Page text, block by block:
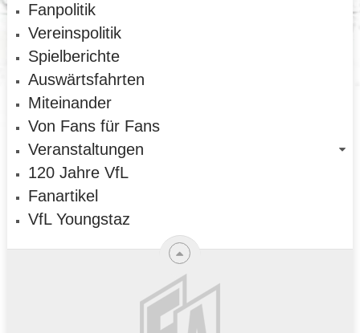
Fanpolitik
Vereinspolitik
Spielberichte
Auswärtsfahrten
Miteinander
Von Fans für Fans
Veranstaltungen
120 Jahre VfL
Fanartikel
VfL Youngstaz